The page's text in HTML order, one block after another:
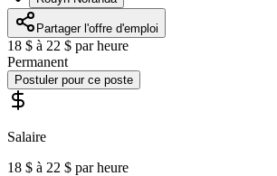
Partager l'offre d'emploi
18 $ à 22 $ par heure
Permanent
Postuler pour ce poste
Salaire
18 $ à 22 $ par heure